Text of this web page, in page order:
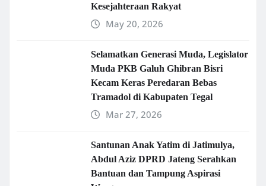
Kesejahteraan Rakyat
May 20, 2026
Selamatkan Generasi Muda, Legislator
Muda PKB Galuh Ghibran Bisri
Kecam Keras Peredaran Bebas
Tramadol di Kabupaten Tegal
Mar 27, 2026
Santunan Anak Yatim di Jatimulya,
Abdul Aziz DPRD Jateng Serahkan
Bantuan dan Tampung Aspirasi